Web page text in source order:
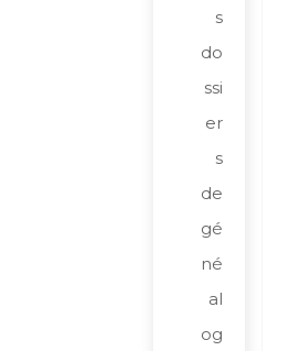
s
do
ssi
er
s
de
gé
né
al
og